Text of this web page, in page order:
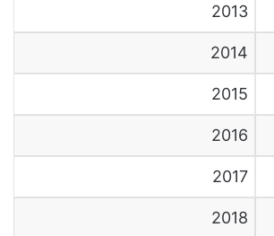
2013
2014
2015
2016
2017
2018